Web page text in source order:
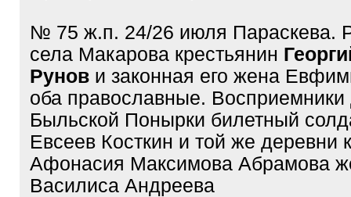
№ 75 ж.п. 24/26 июля Параскева.
села Макарова крестьянин
Рунов и законная его жена
оба православные. Восприемники
Быльской Понырки билетный
Евсеев Косткин и той же деревни
Афонасия Максимова Абрамова
Василиса Андреева